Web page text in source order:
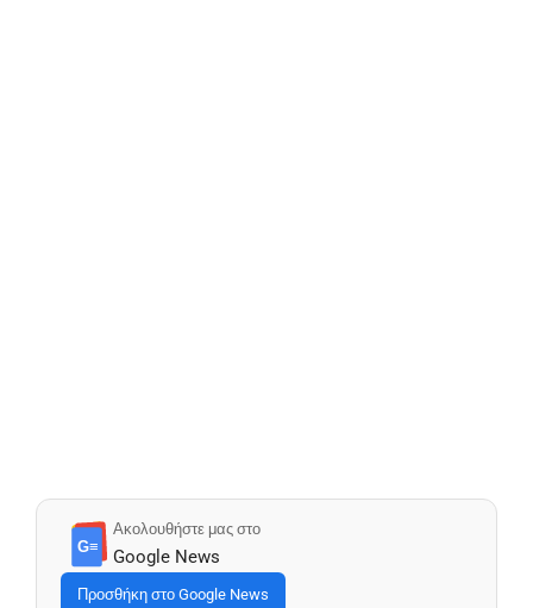
G≡
Ακολουθήστε μας στο
Google News
Προσθήκη στο Google News